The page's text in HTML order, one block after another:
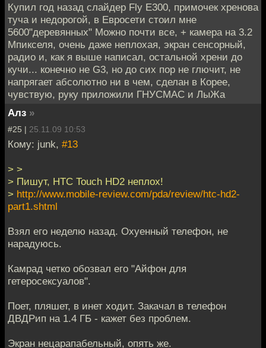
Купил год назад слайдер Fly E300, примочек хренова
туча и недорогой, в Евросети стоил мне
5600"деревянных" Можно почти все, + камера на 3.2
Мпикселя, очень даже неплохая, экран сенсорный,
радио и, как я выше написал, остальной хрени до
кучи... конечно не G3, но до сих пор не глючит, не
напрягает абсолютно ни в чем, сделан в Корее,
чувствую, руку приложили ГНУСМАС и ЛыЖа
Алз »
#25 | 25.11.09 10:53
Кому: junk, #13
> >
> Пишут, HTC Touch HD2 неплох!
> http://www.mobile-review.com/pda/review/htc-hd2-
part1.shtml
Взял его неделю назад. Охуенный телефон, не
нарадуюсь.
Камрад четко обозвал его "Айфон для
гетеросексуалов".
Поет, пляшет, в инет ходит. Закачал в телефон
ДВДРип на 1.4 ГБ - кажет без проблем.
Экран нецарапабельный, опять же.